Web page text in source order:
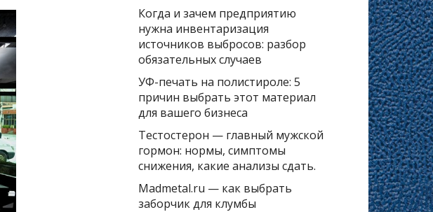
Когда и зачем предприятию
нужна инвентаризация
источников выбросов: разбор
обязательных случаев
УФ-печать на полистироле: 5
причин выбрать этот материал
для вашего бизнеса
Тестостерон — главный мужской
гормон: нормы, симптомы
снижения, какие анализы сдать.
Madmetal.ru — как выбрать
заборчик для клумбы